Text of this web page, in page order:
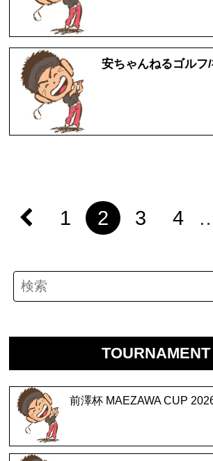
安ちゃんねるゴルフ
1 2 3 4
TOURNAMENT
前澤杯 MAEZAWA CUP